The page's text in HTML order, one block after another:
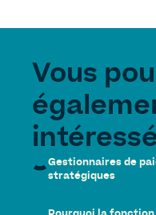
Vous
Gestionnaires de
stratégiques